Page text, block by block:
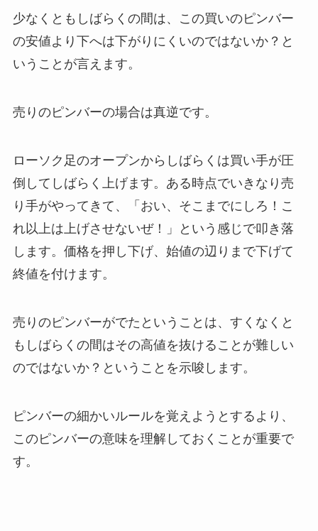
少なくともしばらくの間は、この買いのピンバー
の安値より下へは下がりにくいのではないか？と
いうことが言えます。
売りのピンバーの場合は真逆です。
ローソク足のオープンからしばらくは買い手が圧
倒してしばらく上げます。ある時点でいきなり売
り手がやってきて、「おい、そこまでにしろ！こ
れ以上は上げさせないぜ！」という感じで叩き落
します。価格を押し下げ、始値の辺りまで下げて
終値を付けます。
売りのピンバーがでたということは、すくなくと
もしばらくの間はその高値を抜けることが難しい
のではないか？ということを示唆します。
ピンバーの細かいルールを覚えようとするより、
このピンバーの意味を理解しておくことが重要で
す。